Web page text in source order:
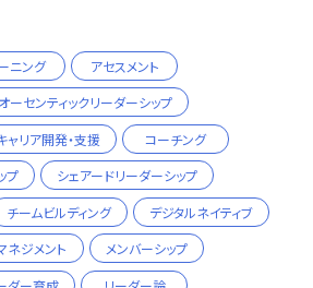
ニング
アセスメント
オーセンティックリーダーシップ
ャリア開発・支援
コーチング
プ
シェアードリーダーシップ
チームビルディング
デジタルネイティブ
ネジメント
メンバーシップ